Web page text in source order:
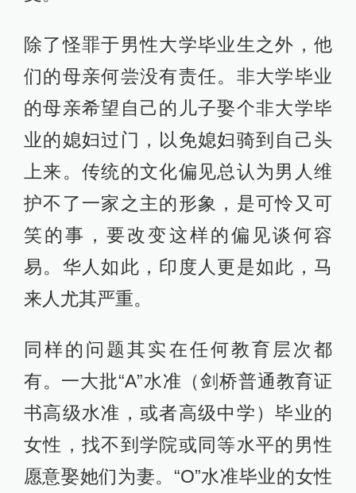
除了怪罪于男性大学毕业生之外，他
们的母亲何尝没有责任。非大学毕业
的母亲希望自己的儿子娶个非大学毕
业的媳妇过门，以免媳妇骑到自己头
上来。传统的文化偏见总认为男人维
护不了一家之主的形象，是可怜又可
笑的事，要改变这样的偏见谈何容
易。华人如此，印度人更是如此，马
来人尤其严重。
同样的问题其实在任何教育层次都
有。一大批“A”水准（剑桥普通教育证
书高级水准，或者高级中学）毕业的
女性，找不到学院或同等水平的男性
愿意娶她们为妻。“O”水准毕业的女性